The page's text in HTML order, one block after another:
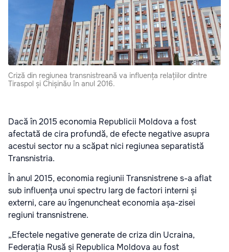
Criză din regiunea transnistreană va influența relațiilor dintre
Tiraspol și Chișinău în anul 2016.
Dacă în 2015 economia Republicii Moldova a fost
afectată de cira profundă, de efecte negative asupra
acestui sector nu a scăpat nici regiunea separatistă
Transnistria.
În anul 2015, economia regiunii Transnistrene s-a aflat
sub influența unui spectru larg de factori interni și
externi, care au îngenuncheat economia așa-zisei
regiuni transnistrene.
„Efectele negative generate de criza din Ucraina,
Federația Rusă și Republica Moldova au fost